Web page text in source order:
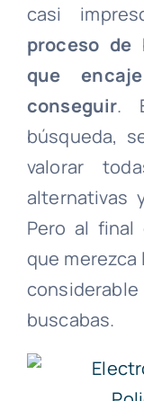
casi
proceso de
que
conseguir.
búsqueda,
valorar
alternativas
Pero al final
que merezca
buscabas.